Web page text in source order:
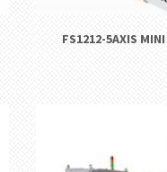
FS1212-5AXIS